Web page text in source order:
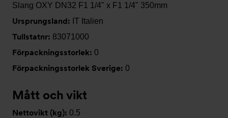
Slang OXY DN32 F1 1/4" x F1 1/4" 350mm
Ursprungsland: IT Italien
Tullstatnr: 83071000
Förpackningsstorlek: 0
Förpackningsstorlek Sverige: 0
Mått och vikt
Nettovikt (kg): 0.5